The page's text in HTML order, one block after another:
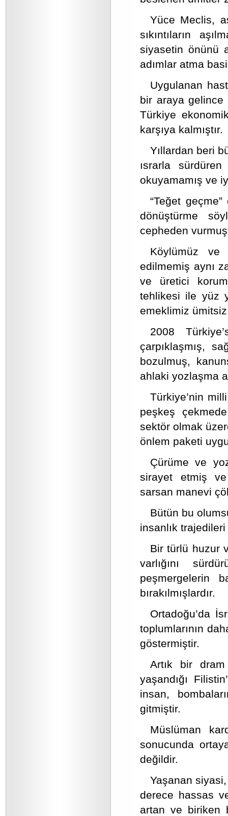
Yüce Meclis,
sıkıntıların
siyasetin önünü
adımlar atma
Uygulanan
bir araya gelince
Türkiye
karşıya kalmıştır.
Yıllardan beri
ısrarla
okuyamamış ve
“Teğet
dönüştürme
cepheden
Köylümüz ve
edilmemiş aynı
ve üretici
tehlikesi ile yüz
emeklimiz
2008
çarpıklaşmış,
bozulmuş,
ahlaki yozlaşma
Türkiye’nin
peşkeş
sektör olmak
önlem paketi
Çürüme ve
sirayet etmiş
sarsan manevi
Bütün bu
insanlık
Bir türlü huzur
varlığını
peşmergelerin
bırakılmışlardır.
Ortadoğu’da
toplumlarının
göstermiştir.
Artık bir
yaşandığı
insan,
gitmiştir.
Müslüman
sonucunda
değildir.
Yaşanan
derece hassas
artan ve biriken